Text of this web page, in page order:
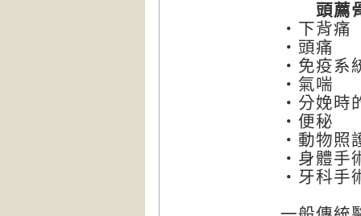
頭薦骨
・下背痛
・頭痛
・免疫系
・氣喘
・分娩時
・便秘
・動物照
・身體手
・牙科手